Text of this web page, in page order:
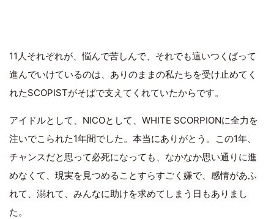
11人それぞれが、悩んで苦しんで、それでも這いつくばって
進んでいけているのは、ありのままの私たちを受け止めてく
れたSCOPISTがそばで支えてくれていたからです。
アイドルとして、NICOとして、WHITE SCORPIONに全力を
注いでこられた1年間でした。本当にありがとう。この1年、
チャンスだと思って必死になっても、なかなか思い通りに進
めなくて、現実を見つめることすらすごく嫌で、感情があふ
れて、溺れて、みんなに助けを求めてしまう日もありまし
た。